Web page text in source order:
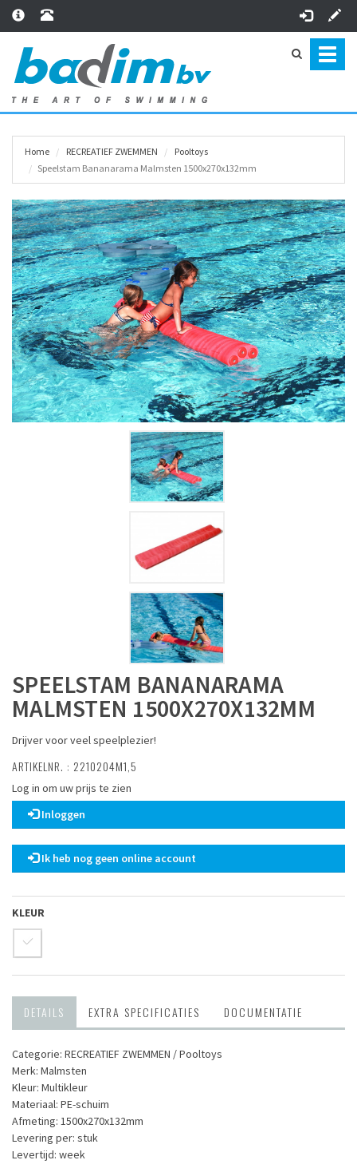
Home RECREATIEF ZWEMMEN
Pooltoys
Speelstam Bananarama Malmsten 1500x270x132mm
SPEELSTAM BANANARAMA
MALMSTEN 1500X270X132MM
Drijver voor veel speelplezier!
ARTIKELNR. : 2210204M1,5
Log in om uw prijs te zien
Inloggen
Ik heb nog geen online account
KLEUR
DETAILS EXTRA SPECIFICATIES DOCUMENTATIE
Categorie: RECREATIEF ZWEMMEN / Pooltoys
Merk: Malmsten
Kleur: Multikleur
Materiaal: PE-schuim
Afmeting: 1500x270x132mm
Levering per: stuk
Levertijd: week